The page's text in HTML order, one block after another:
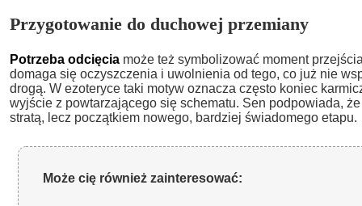
Przygotowanie do duchowej przemiany
Potrzeba odcięcia może też symbolizować moment
domaga się oczyszczenia i uwolnienia od tego, co już nie
drogą. W ezoteryce taki motyw oznacza często koniec
wyjście z powtarzającego się schematu. Sen podpowiada,
stratą, lecz początkiem nowego, bardziej świadomego etapu.
Może cię również zainteresować: